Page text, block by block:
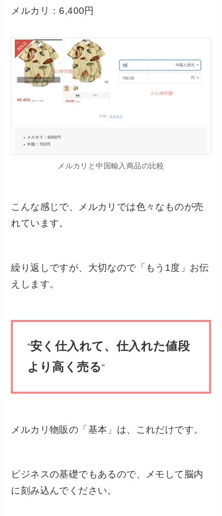
メルカリ：6,400円
メルカリと中国輸入商品の比較
こんな感じで、メルカリでは色々なものが売
れています。
繰り返しですが、大切なので「もう1度」お伝
えします。
”安く仕入れて、仕入れた値段
より高く売る”
メルカリ物販の「基本」は、これだけです。
ビジネスの基礎でもあるので、メモして脳内
に刻み込んでください。